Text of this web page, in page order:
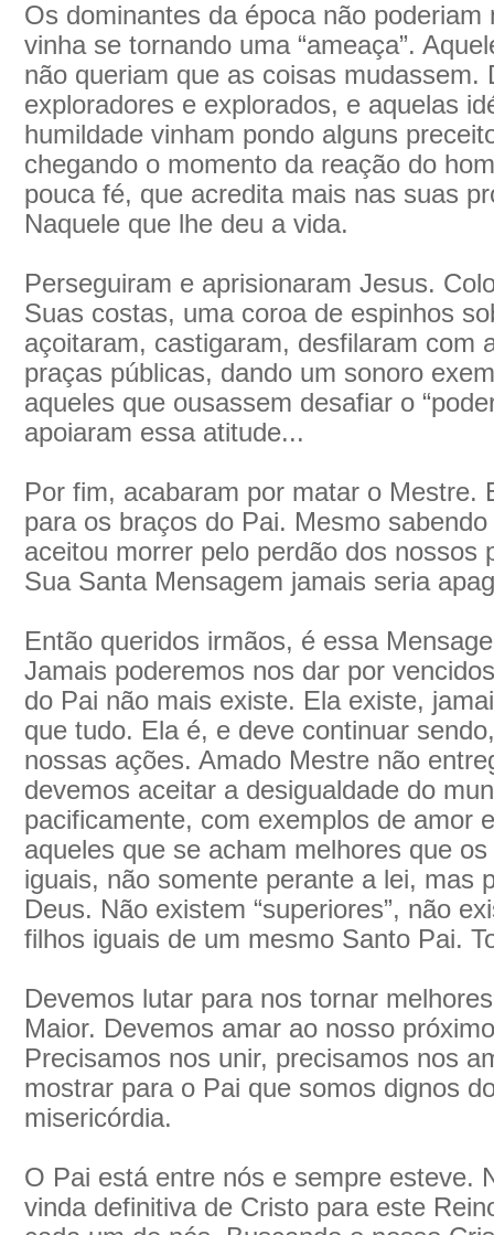
Os dominantes da época não
vinha se tornando uma “ameaça”.
não queriam que as coisas mudassem.
exploradores e explorados, e aquelas
humildade vinham pondo alguns
chegando o momento da reação do
pouca fé, que acredita mais nas suas
Naquele que lhe deu a vida.
Perseguiram e aprisionaram Jesus.
Suas costas, uma coroa de espinhos
açoitaram, castigaram, desfilaram com
praças públicas, dando um sonoro
aqueles que ousassem desafiar o
apoiaram essa atitude...
Por fim, acabaram por matar o Mestre.
para os braços do Pai. Mesmo
aceitou morrer pelo perdão dos nossos
Sua Santa Mensagem jamais seria
Então queridos irmãos, é essa
Jamais poderemos nos dar por
do Pai não mais existe. Ela existe,
que tudo. Ela é, e deve continuar
nossas ações. Amado Mestre não
devemos aceitar a desigualdade do
pacificamente, com exemplos de amor
aqueles que se acham melhores que
iguais, não somente perante a lei, mas
Deus. Não existem “superiores”, não
filhos iguais de um mesmo Santo Pai.
Devemos lutar para nos tornar
Maior. Devemos amar ao nosso
Precisamos nos unir, precisamos nos
mostrar para o Pai que somos dignos
misericórdia.
O Pai está entre nós e sempre esteve.
vinda definitiva de Cristo para este